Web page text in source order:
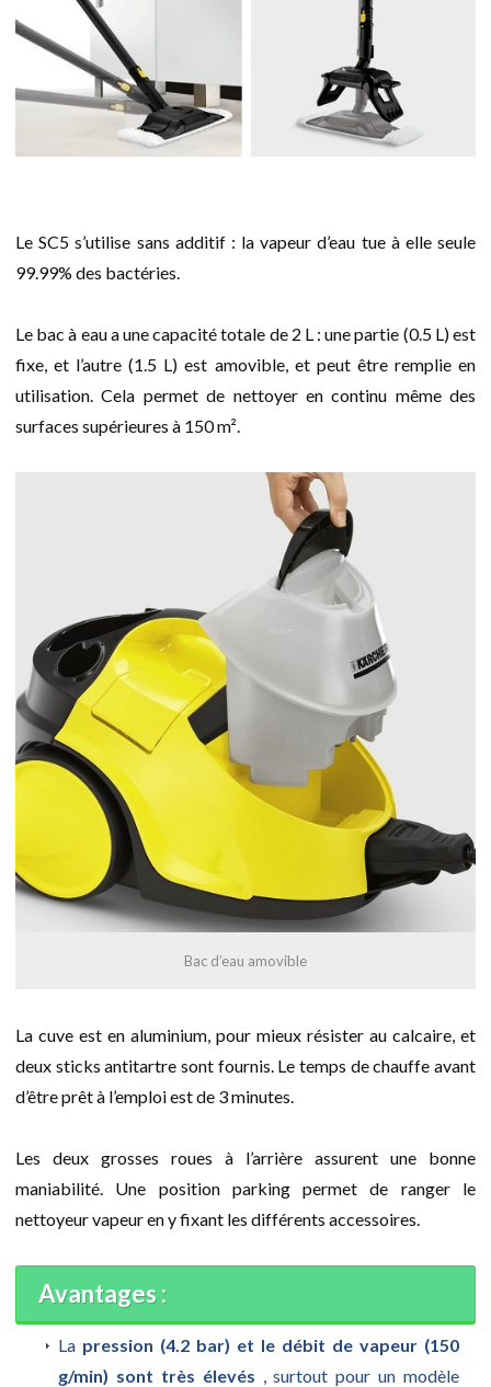
Le SC5 s’utilise sans additif : la vapeur d’eau tue à elle seule
99.99% des bactéries.
Le bac à eau a une capacité totale de 2 L : une partie (0.5 L) est
fixe, et l’autre (1.5 L) est amovible, et peut être remplie en
utilisation. Cela permet de nettoyer en continu même des
surfaces supérieures à 150 m².
Bac d’eau amovible
La cuve est en aluminium, pour mieux résister au calcaire, et
deux sticks antitartre sont fournis. Le temps de chauffe avant
d’être prêt à l’emploi est de 3 minutes.
Les deux grosses roues à l’arrière assurent une bonne
maniabilité. Une position parking permet de ranger le
nettoyeur vapeur en y fixant les différents accessoires.
Avantages :
La pression (4.2 bar) et le débit de vapeur (150
g/min) sont très élevés , surtout pour un modèle